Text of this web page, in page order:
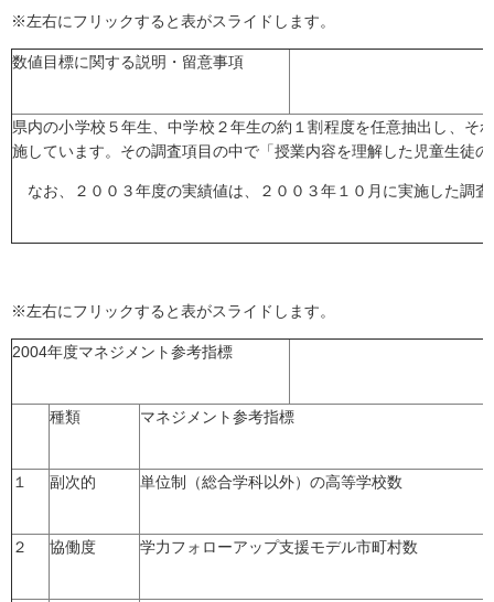
※左右にフリックすると表がスライドします。
数値目標に関する説明・留意事項
県内の小学校５年生、中学校２年生の約１割程度を任意抽出し、そ
施しています。その調査項目の中で「授業内容を理解した児童生徒
なお、２００３年度の実績値は、２００３年１０月に実施した調
※左右にフリックすると表がスライドします。
2004年度マネジメント参考指標
種類 マネジメント参考指標
１ 副次的 単位制（総合学科以外）の高等学校数
２ 協働度 学力フォローアップ支援モデル市町村数